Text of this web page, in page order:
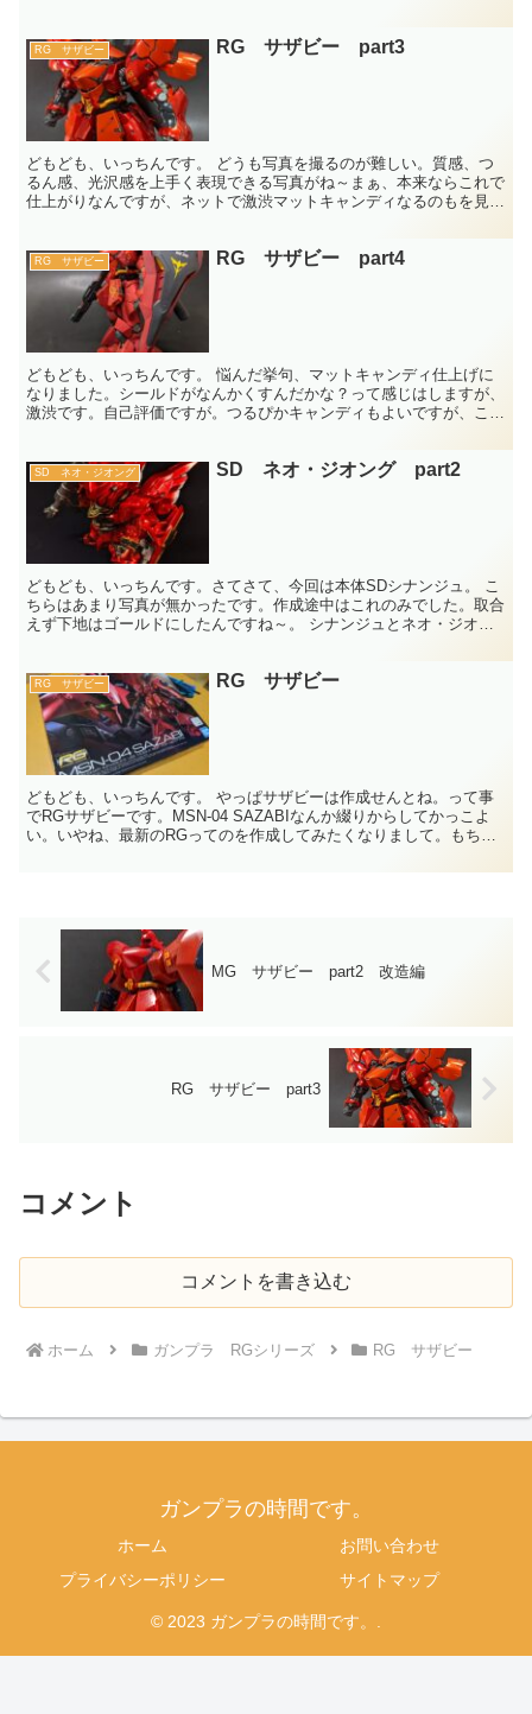
RG サザビー RG サザビー part3
どもども、いっちんです。 どうも写真を撮るのが難しい。質感、つ
るん感、光沢感を上手く表現できる写真がね～まぁ、本来ならこれで
仕上がりなんですが、ネットで激渋マットキャンディなるのもを見て
RG サザビー RG サザビー part4
どもども、いっちんです。 悩んだ挙句、マットキャンディ仕上げに
なりました。シールドがなんかくすんだかな？って感じはしますが、
激渋です。自己評価ですが。つるぴかキャンディもよいですが、この
SD ネオ・ジオング SD ネオ・ジオング part2
どもども、いっちんです。さてさて、今回は本体SDシナンジュ。 こ
ちらはあまり写真が無かったです。作成途中はこれのみでした。取合
えず下地はゴールドにしたんですね～。 シナンジュとネオ・ジオン
RG サザビー RG サザビー
どもども、いっちんです。 やっぱサザビーは作成せんとね。って事
でRGサザビーです。MSN-04 SAZABIなんか綴りからしてかっこよ
い。いやね、最新のRGってのを作成してみたくなりまして。もちろ
MG サザビー part2 改造編
RG サザビー part3
コメント
コメントを書き込む
ホーム ガンプラ RGシリーズ RG サザビー
ガンプラの時間です。
ホーム
お問い合わせ
プライバシーポリシー
サイトマップ
© 2023 ガンプラの時間です。.